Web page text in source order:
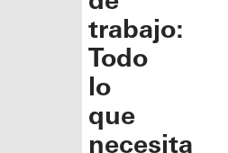
trabajo:
Todo
lo
que
necesita